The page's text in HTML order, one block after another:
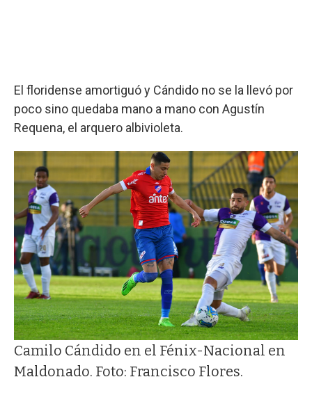
El floridense amortiguó y Cándido no se la llevó por
poco sino quedaba mano a mano con Agustín
Requena, el arquero albivioleta.
Camilo Cándido en el Fénix-Nacional en
Maldonado. Foto: Francisco Flores.